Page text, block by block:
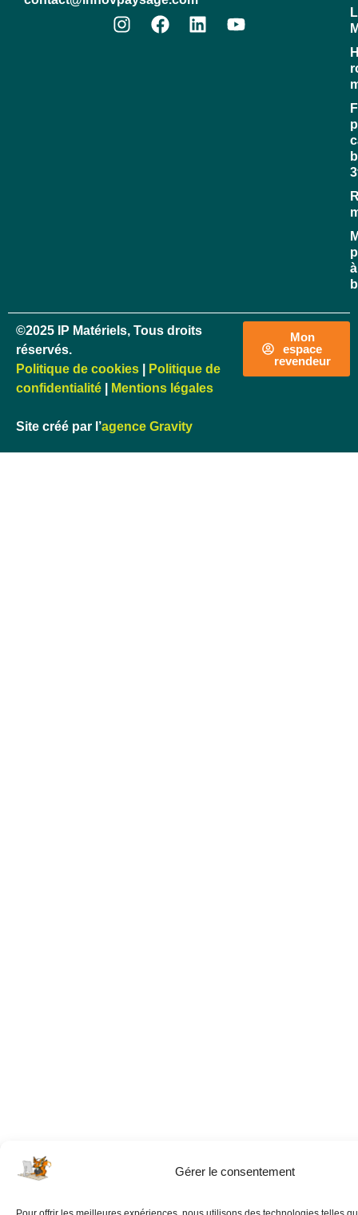
Gérer le consentement
à
©2025 IP Matériels, Tous droits
réservés.
Politique de cookies
Politique de
confidentialité
Mentions légales
Site créé par l’agence Gravity
Mon
espace
revendeur